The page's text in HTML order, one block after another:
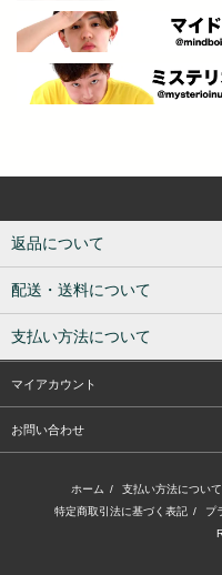
返品について
配送・送料について
支払い方法について
マイアカウント
お問い合わせ
ホーム / 支払い方法について
特定商取引法に基づく表記 / プ